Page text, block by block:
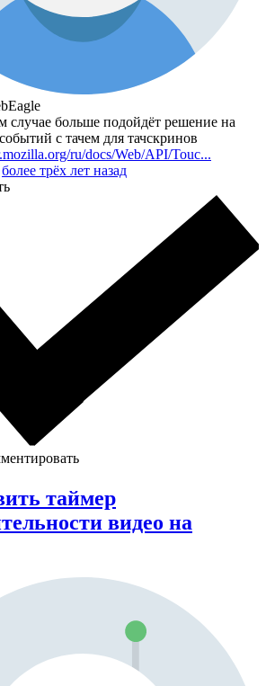
больше подойдёт решение на
с тачем для тачскринов
ru/docs/Web/API/Touc...
более трёх лет назад
таймер
видео на